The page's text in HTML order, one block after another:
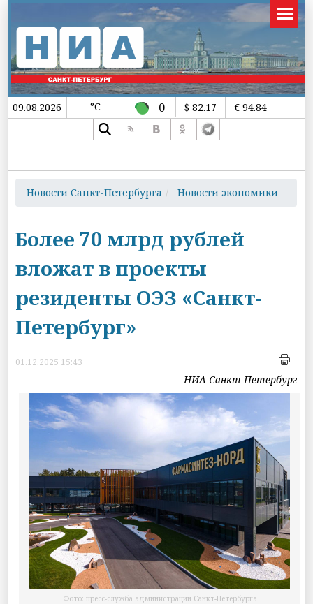
09.08.2026 °C 0 $ 82.17 € 94.84
Новости Санкт-Петербурга Новости экономики
Более 70 млрд рублей
вложат в проекты
резиденты ОЭЗ «Санкт-
Петербург»
01.12.2025 15:43
НИА-Санкт-Петербург
Фото: пресс-служба администрации Санкт-Петербурга